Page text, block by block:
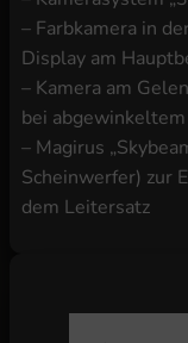
– Farbkamera in
Display am
– Kamera am
bei
– Magirus
Scheinwerfer) zur
dem Leitersatz